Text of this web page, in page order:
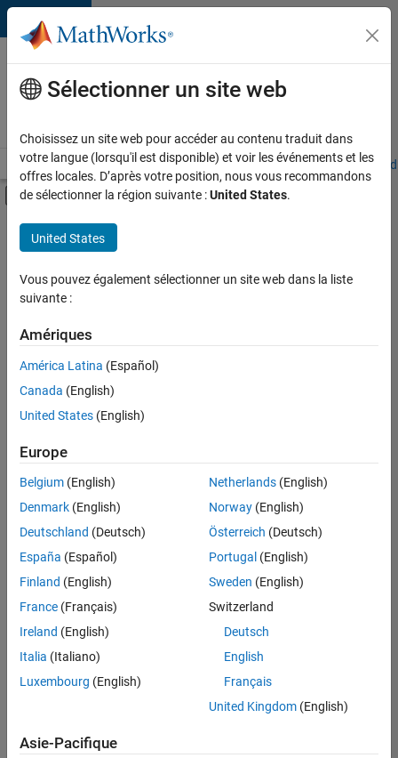
Passer au contenu
Votre
carrière
chez
Accueil Explorer nos opportunités Adresses de nos bureaux
Activer/désactiver l'affichage du menu
Contenu principal
FILTRER PAR
Gestion des programmes
Ingénierie de la qualité
Ingénierie des versions
Enregistrer
sélectionnées
Les
descriptions
poste
n’ont
pas
été
traduites.
Effectuez
lieu
Sélectionner un site web
Choisissez un site web pour accéder au contenu traduit dans
votre langue (lorsqu'il est disponible) et voir les événements et les
offres locales. D’après votre position, nous vous recommandons
de sélectionner la région suivante :United States.
United States
Vous pouvez également sélectionner un site web dans la liste
suivante :
Amériques
América Latina (Español)
Canada (English)
United States (English)
Europe
Belgium (English)
Denmark (English)
Deutschland (Deutsch)
España (Español)
Finland (English)
France (Français)
Ireland (English)
Italia (Italiano)
Luxembourg (English)
Netherlands(English)
Norway(English)
Österreich (Deutsch)
Portugal (English)
Sweden (English)
Switzerland
Deutsch
English
Français
United Kingdom(English)
Asie-Pacifique